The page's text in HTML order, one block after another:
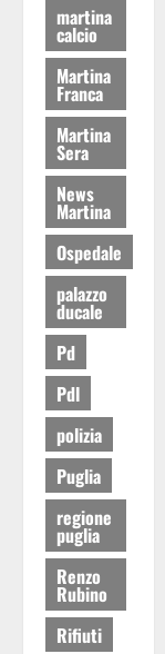
martina
calcio
Martina
Franca
Martina
Sera
News
Martina
Ospedale
palazzo
ducale
Pd
Pdl
polizia
Puglia
regione
puglia
Renzo
Rubino
Rifiuti